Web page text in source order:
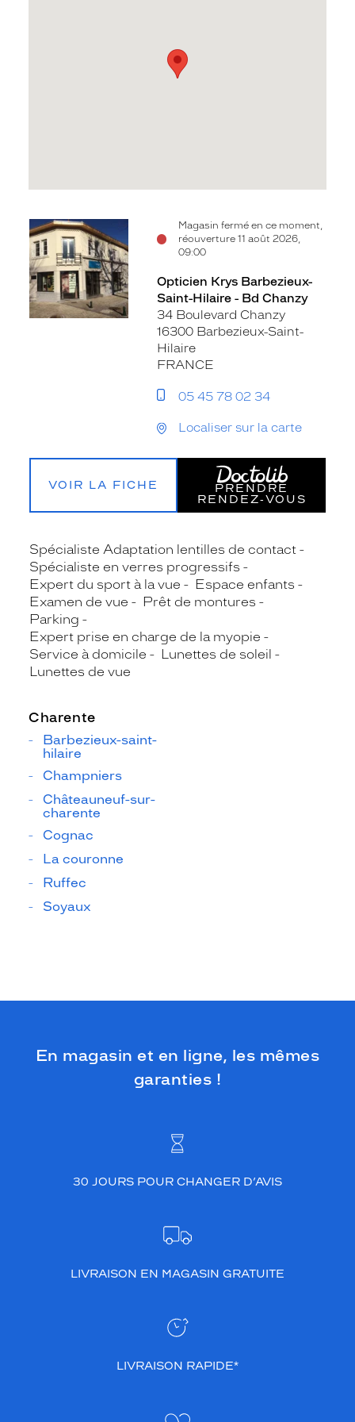
Magasin fermé en ce moment,
réouverture 11 août 2026,
09:00
Voir
la
fiche
Opticien Krys Barbezieux-
Saint-Hilaire - Bd Chanzy
34 Boulevard Chanzy
16300 Barbezieux-Saint-
Hilaire
FRANCE
05 45 78 02 34
Localiser sur la carte
VOIR LA FICHE
PRENDRE
RENDEZ‑VOUS
Spécialiste Adaptation lentilles de contact
Spécialiste en verres progressifs
Expert du sport à la vue
Espace enfants
Examen de vue
Prêt de montures
Parking
Expert prise en charge de la myopie
Service à domicile
Lunettes de soleil
Lunettes de vue
Charente
Barbezieux-saint-
hilaire
Champniers
Châteauneuf-sur-
charente
Cognac
La couronne
Ruffec
Soyaux
En magasin et en ligne, les mêmes
garanties !
30 JOURS POUR CHANGER D’AVIS
LIVRAISON EN MAGASIN GRATUITE
LIVRAISON RAPIDE*